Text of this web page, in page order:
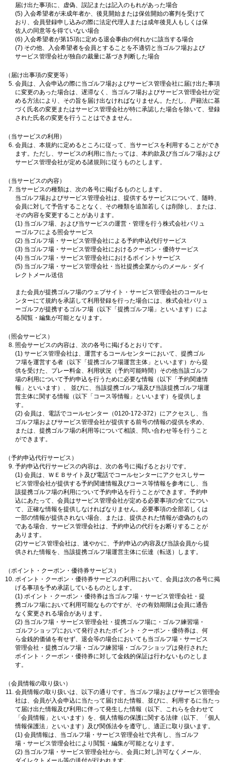
届け出た事項に、虚偽、誤記または記入のもれがあった場合
(5) 入会希望者が未成年者か、後見開始または保佐開始の審判を受けて
おり、会員登録申し込みの際に法定代理人または成年後見人もしくは保
佐人の同意等を得ていない場合
(6) 入会希望者が第15項に定める退会事由の何れかに該当する場合
(7) その他、入会希望者を会員とすることを不適切と当ゴルフ場および
サービス管理会社が独自の裁量に基づき判断した場合
（届け出事項の変更等）
会員は、入会申込の際に当ゴルフ場およびサービス管理会社に届け出た事項
に変更のあった場合は、遅滞なく、当ゴルフ場およびサービス管理会社が定
める方法により、その旨を届け出なければなりません。ただし、戸籍法に基
づく氏名の変更またはサービス管理会社が特に承認した場合を除いて、登録
された氏名の変更を行うことはできません。
（当サービスの利用）
会員は、本規約に定めるところに従って、当サービスを利用することができ
ます。ただし、サービスの利用に当たっては、本約款及び当ゴルフ場および
サービス管理会社が定める諸規則に従うものとします。
（当サービスの内容）
当サービスの種類は、次の各号に掲げるものとします。
当ゴルフ場およびサービス管理会社は、提供するサービスについて、随時、
会員に対して予告することなく、その種類を追加若しくは削除し、または、
その内容を変更することがあります。
(1) 当ゴルフ場、および当サービスの運営・管理を行う株式会社バリュ
ーゴルフによる照会サービス
(2) 当ゴルフ場・サービス管理会社による予約申込代行サービス
(3) 当ゴルフ場・サービス管理会社におけるクーポン・優待サービス
(4) 当ゴルフ場・サービス管理会社におけるポイントサービス
(5) 当ゴルフ場・サービス管理会社・当社提携企業からのメール・ダイ
レクトメール送信
また会員が提携ゴルフ場のウェブサイト・サービス管理会社のコールセ
ンターにて規約を承諾して利用登録を行った場合には、株式会社バリュ
ーゴルフが提携するゴルフ場（以下「提携ゴルフ場」といいます）によ
る閲覧・編集が可能となります。
（照会サービス）
照会サービスの内容は、次の各号に掲げるとおりです。
(1) サービス管理会社は、運営するコールセンターにおいて、提携ゴル
フ場を運営する者（以下「提携ゴルフ場運営主体」といいます）から提
供を受けた、プレー料金、利用状況（予約可能時間）その他当該ゴルフ
場の利用について予約申込を行うために必要な情報（以下「予約関連情
報」といいます）、 並びに、当該提携ゴルフ場及び当該提携ゴルフ場運
営主体に関する情報（以下「コース等情報」といいます）を提供しま
す。
(2) 会員は、電話でコールセンター（0120-172-372）にアクセスし、当
ゴルフ場およびサービス管理会社が提供する前号の情報の提供を求め、
または、提携ゴルフ場の利用等について相談、問い合わせ等を行うこと
ができます。
（予約申込代行サービス）
予約申込代行サービスの内容は、次の各号に掲げるとおりです。
(1) 会員は、ＷＥＢサイト及び電話でコールセンターにアクセスしサー
ビス管理会社が提供する予約関連情報及びコース等情報を参考にし、当
該提携ゴルフ場の利用について予約申込を行うことができます。予約申
込にあたって、会員はサービス管理会社が定める必要事項の全てについ
て、正確な情報を提供しなければなりません。必要事項の全部若しくは
一部の情報が提供されない場合、または、提供された情報が虚偽のもの
である場合、サービス管理会社は、予約申込の代行をお断りすることが
あります。
(2)サービス管理会社は、速やかに、予約申込の内容及び当該会員から提
供された情報を、当該提携ゴルフ場運営主体に伝達（転送）します。
（ポイント・クーポン・優待券サービス）
ポイント・クーポン・優待券サービスの利用において、会員は次の各号に掲
げる事項を予め承諾しているものとします。
(1) ポイント・クーポン・優待券は当ゴルフ場・サービス管理会社・提
携ゴルフ場において利用可能なものですが、その有効期限は会員に通告
なく変更される場合があります。
(2) 当ゴルフ場・サービス管理会社・提携ゴルフ場に・ゴルフ練習場・
ゴルフショップにおいて発行されたポイント・クーポン・優待券は、何
ら金銭的価値を有せず、退会等の場合においても当ゴルフ場・サービス
管理会社・提携ゴルフ場・ゴルフ練習場・ゴルフショップは発行された
ポイント・クーポン・優待券に対して金銭的保証は行わないものとしま
す。
（会員情報の取り扱い）
会員情報の取り扱いは、以下の通りです。当ゴルフ場およびサービス管理会
社は、会員が入会申込に当たって届け出た情報、並びに、利用するに当たっ
て届け出た情報及び利用に伴って発生した情報（以下、これらを合わせて
「会員情報」といいます）を、個人情報の保護に関する法律（以下、「個人
情報保護法」といいます）及び関係法令を遵守し、適正に取り扱います。
(1) 会員情報は、当ゴルフ場・サービス管理会社で共有し、当ゴルフ
場・サービス管理会社により閲覧・編集が可能となります。
(2) 当ゴルフ場・サービス管理会社から、会員に対し許可なくメール、
ダイレクトメール等の送付が行われます。